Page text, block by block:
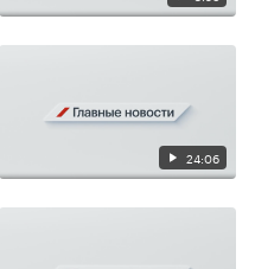
24:06